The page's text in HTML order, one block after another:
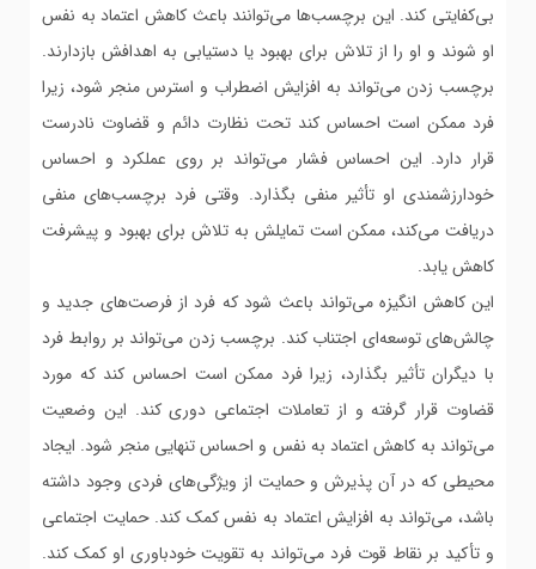
بی‌کفایتی کند. این برچسب‌ها می‌توانند باعث کاهش اعتماد به نفس
او شوند و او را از تلاش برای بهبود یا دستیابی به اهدافش بازدارند.
برچسب زدن می‌تواند به افزایش اضطراب و استرس منجر شود، زیرا
فرد ممکن است احساس کند تحت نظارت دائم و قضاوت نادرست
قرار دارد. این احساس فشار می‌تواند بر روی عملکرد و احساس
خودارزشمندی او تأثیر منفی بگذارد. وقتی فرد برچسب‌های منفی
دریافت می‌کند، ممکن است تمایلش به تلاش برای بهبود و پیشرفت
کاهش یابد.
این کاهش انگیزه می‌تواند باعث شود که فرد از فرصت‌های جدید و
چالش‌های توسعه‌ای اجتناب کند. برچسب زدن می‌تواند بر روابط فرد
با دیگران تأثیر بگذارد، زیرا فرد ممکن است احساس کند که مورد
قضاوت قرار گرفته و از تعاملات اجتماعی دوری کند. این وضعیت
می‌تواند به کاهش اعتماد به نفس و احساس تنهایی منجر شود. ایجاد
محیطی که در آن پذیرش و حمایت از ویژگی‌های فردی وجود داشته
باشد، می‌تواند به افزایش اعتماد به نفس کمک کند. حمایت اجتماعی
و تأکید بر نقاط قوت فرد می‌تواند به تقویت خودباوری او کمک کند.